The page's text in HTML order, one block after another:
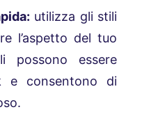
utilizza gli stili
l’aspetto del tuo
possono essere
e consentono di